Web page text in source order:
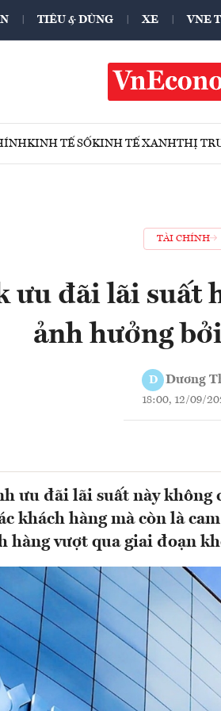
TIÊU & DÙNG XE VNE
KINH TẾ SỐKINH TẾ XANHTHỊ
TÀI CHÍNH
ưu đãi lãi suất
ảnh hưởng
D Dương
18:00, 12/09/
ưu đãi lãi suất này không
khách hàng mà còn là
hàng vượt qua giai đoạn